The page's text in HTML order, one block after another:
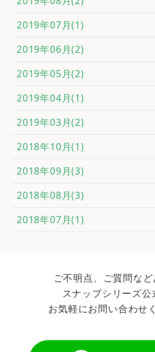
2019年07月(1)
2019年06月(2)
2019年05月(2)
2019年04月(1)
2019年03月(2)
2018年10月(1)
2018年09月(3)
2018年08月(3)
2018年07月(1)
ご不明点、ご質問な
スナップシリーズ公
お気軽にお問い合わせ